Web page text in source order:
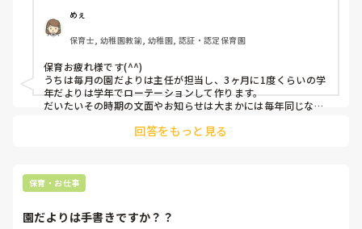
めぇ
保育士, 幼稚園教諭, 幼稚園, 認証・認定保育園
保育お疲れ様です(^^)
うちは毎月の園だよりは主任が担当し、3ヶ月に1度くらいの学
年だよりは学年でローテーションして作ります。
だいたいその時期の文面やお知らせは大まかには毎年同じなの
回答をもっと見る
保育・お仕事
園だよりは手書きですか？？